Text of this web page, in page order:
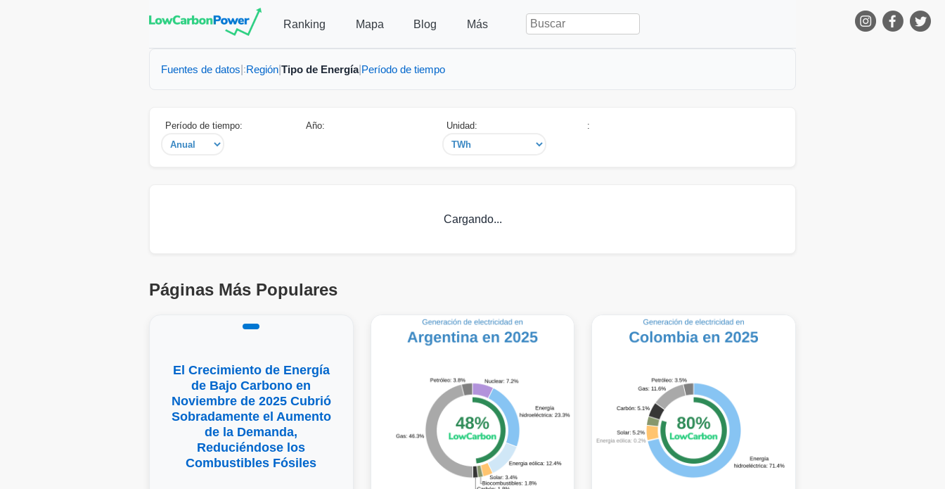
Ranking Mapa Blog Más
Fuentes de datos :Región Tipo de Energía| Período de tiempo
Período de tiempo: Año: Unidad: :
Cargando...
Páginas Más Populares
El Crecimiento de Energía
de Bajo Carbono en
Noviembre de 2025 Cubrió
Sobradamente el Aumento
de la Demanda,
Reduciéndose los
Combustibles Fósiles